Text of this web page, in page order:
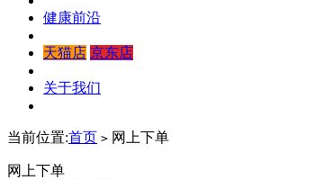
健康前沿
天猫店 京东店
关于我们
当前位置:首页 > 网上下单
网上下单